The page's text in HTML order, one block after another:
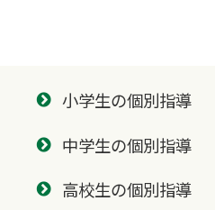
小学生の個別指導
中学生の個別指導
高校生の個別指導